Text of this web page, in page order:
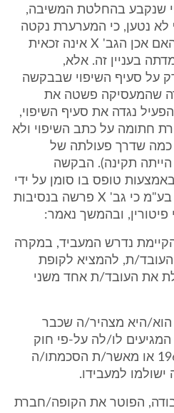
שנקבע בהחלטת המשיבה,
לא נטען, כי המערערת נקטה
בפעולות כלשהן לבדיקה האם אכן הגב' X אינה זכאית
בעניין זה. אלא,
על סעיף השיפוי שבבקשה
שהמעסיקה פשטה את
נגדה את סעיף השיפוי,
חתומה על כתב השיפוי ולא
כמה שדרך פעולתה של
תקינה). הבקשה
טופס בו סומן על ידי
חברת בית אבות חיי שרה בע"מ כי גב' X פרשה בנסיבות
פיטורין, ובהמשך נאמר:
נדרש המעביד, במקרה
העובד/ת, להמציא לקופת
את העובד/ת אחד משני
היא מצהיר/ה שכבר
המגיעים לו/לה על-פי חוק
פיצויי פיטורים, תשכ"ג-1963 או מאשר/ת הסכמתו/ה
ישולמו למעבידו.
הפוטר את הקופה/חברת